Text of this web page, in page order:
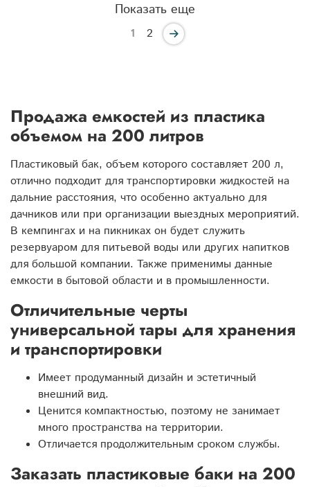
Показать еще
1 2
Продажа емкостей из пластика
объемом на 200 литров
Пластиковый бак, объем которого составляет 200 л,
отлично подходит для транспортировки жидкостей на
дальние расстояния, что особенно актуально для
дачников или при организации выездных мероприятий.
В кемпингах и на пикниках он будет служить
резервуаром для питьевой воды или других напитков
для большой компании. Также применимы данные
емкости в бытовой области и в промышленности.
Отличительные черты
универсальной тары для хранения
и транспортировки
Имеет продуманный дизайн и эстетичный
внешний вид.
Ценится компактностью, поэтому не занимает
много пространства на территории.
Отличается продолжительным сроком службы.
Заказать пластиковые баки на 200